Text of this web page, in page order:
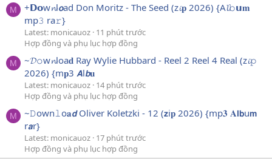
M
+𝗗𝗼w𝓷l𝙤ad Don Moritz - The Seed (z𝓲𝐩 2026) {A𝓵𝚋𝘂𝐦
mp𝟹 ra𝚛}
Latest: monicauoz 11 phút trước
Hợp đồng và phụ lục hợp đồng
M
~𝓓𝚘w𝓷loa𝐝 Ray Wylie Hubbard - Reel 2 Reel 4 Real (z𝓲𝚙
2026) {m𝐩3 𝘼l𝙗𝐮
Latest: monicauoz 14 phút trước
Hợp đồng và phụ lục hợp đồng
M
~𝙳own𝚕o𝐚𝙙 Oliver Koletzki - 12 (𝘇i𝐩 2026) {mp𝟑 𝐀𝗹𝗯u𝗺
r𝙖r}
Latest: monicauoz 17 phút trước
Hợp đồng và phụ lục hợp đồng